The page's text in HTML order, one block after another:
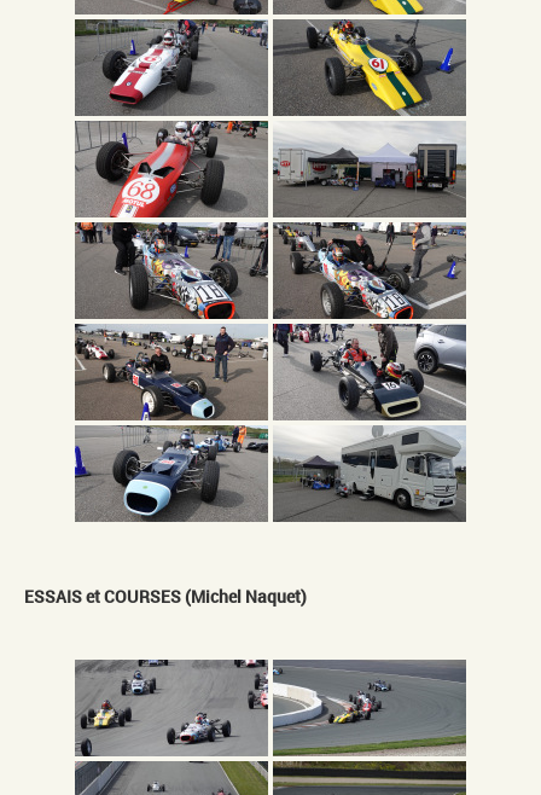
ESSAIS et COURSES (Michel Naquet)